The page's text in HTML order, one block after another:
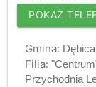
POKAŻ
Gmina: Dębica
Filia:
Przychodnia